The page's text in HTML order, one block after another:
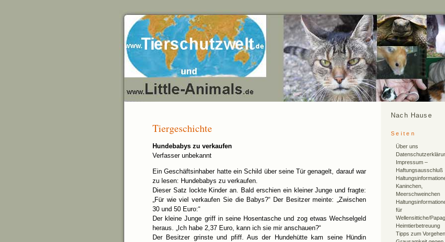
Tiergeschichte
Hundebabys zu verkaufen
Verfasser unbekannt
Ein Geschäftsinhaber hatte ein Schild über seine Tür genagelt, darauf war
zu lesen: Hundebabys zu verkaufen.
Dieser Satz lockte Kinder an. Bald erschien ein kleiner Junge und fragte:
„Für wie viel verkaufen Sie die Babys?“ Der Besitzer meinte: „Zwischen
30 und 50 Euro:“
Der kleine Junge griff in seine Hosentasche und zog etwas Wechselgeld
heraus. „Ich habe 2,37 Euro, kann ich sie mir anschauen?“
Der Besitzer grinste und pfiff. Aus der Hundehütte kam seine Hündin
Nach Hause
Seiten
Über uns
Impressum –
Haftungsausschluß
Kaninchen,
Meerschweinchen
für
Wellensittiche/
Heimtierbetreuung
Tipps zum